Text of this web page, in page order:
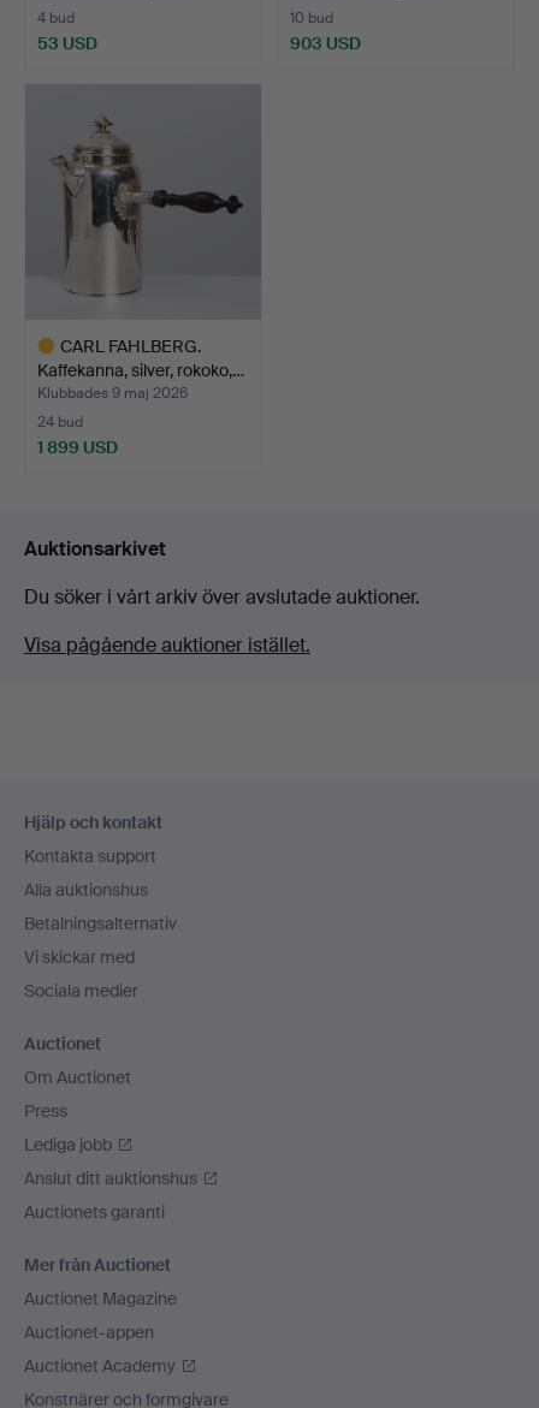
4 bud
53 USD
10 bud
903 USD
CARL FAHLBERG.
Kaffekanna, silver, rokoko,…
Klubbades 9 maj 2026
24 bud
1 899 USD
Auktionsarkivet
Du söker i vårt arkiv över avslutade auktioner.
Visa pågående auktioner istället.
Hjälp och kontakt
Kontakta support
Alla auktionshus
Betalningsalternativ
Vi skickar med
Sociala medier
Auctionet
Om Auctionet
Press
Lediga jobb
Anslut ditt auktionshus
Auctionets garanti
Mer från Auctionet
Auctionet Magazine
Auctionet-appen
Auctionet Academy
Konstnärer och formgivare